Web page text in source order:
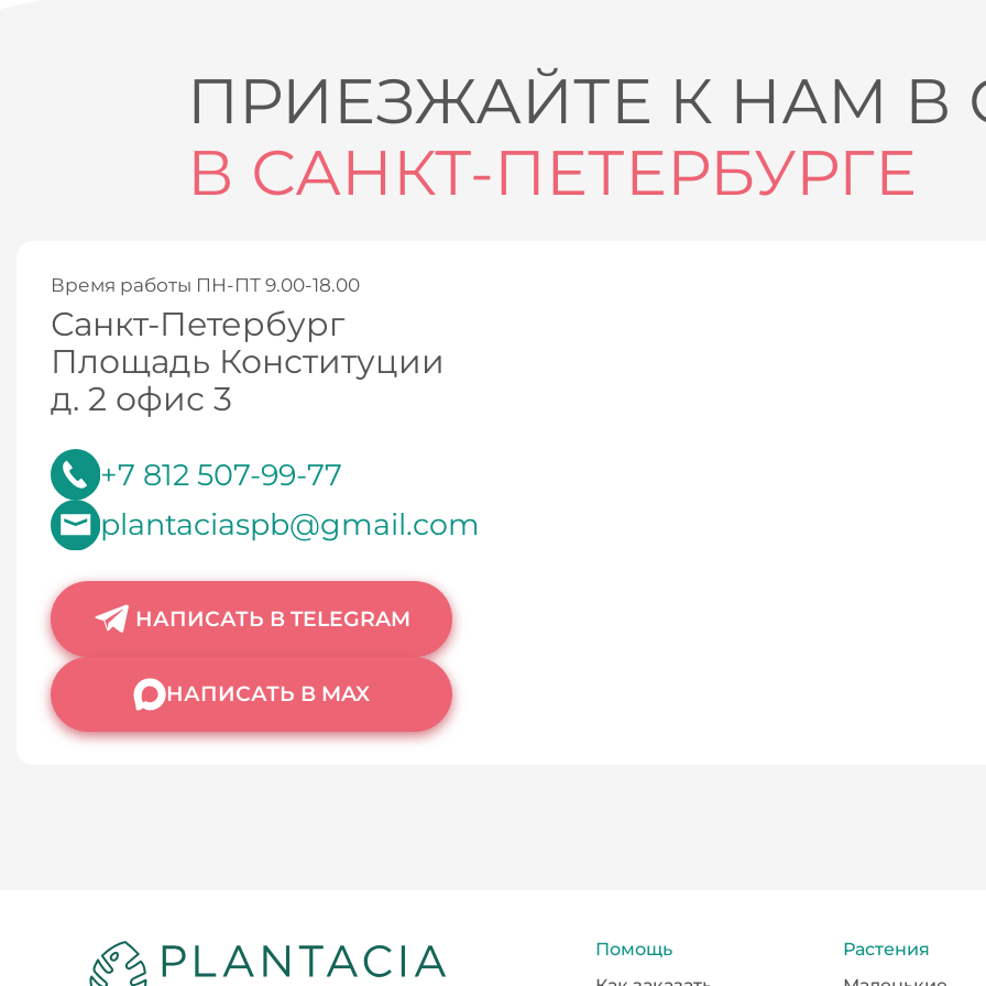
ПРИЕЗЖАЙТЕ К НАМ В
В САНКТ-ПЕТЕРБУРГЕ
Время работы ПН-ПТ 9.00-18.00
Санкт-Петербург
Площадь Конституции
д. 2 офис 3
+7 812 507-99-77
plantaciaspb@gmail.com
НАПИСАТЬ В TELEGRAM
НАПИСАТЬ В MAX
Помощь
Растения